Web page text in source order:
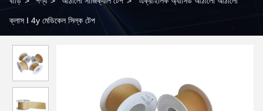
ক্লাস I 4y মেডিকেল সিল্ক টেপ